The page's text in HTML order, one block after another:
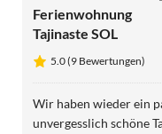
Ferienwohnung
Tajinaste SOL
5.0 (9 Bewertungen)
Wir haben wieder ein
unvergesslich schöne